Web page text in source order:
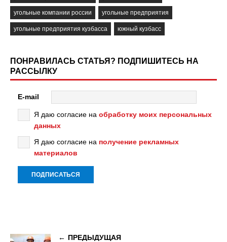
угольные компании россии угольные предприятия
угольные предприятия кузбасса южный кузбасс
ПОНРАВИЛАСЬ СТАТЬЯ? ПОДПИШИТЕСЬ НА
РАССЫЛКУ
E-mail
Я даю согласие на обработку моих персональных
данных
Я даю согласие на получение рекламных
материалов
ПРЕДЫДУЩАЯ